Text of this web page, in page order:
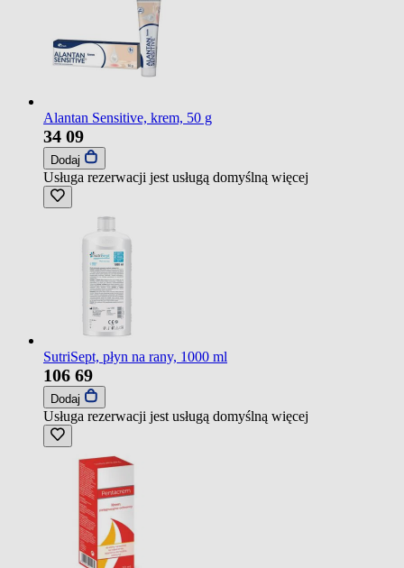
Alantan Sensitive, krem, 50 g
34 09
Dodaj
Usługa rezerwacji jest usługą domyślną więcej
SutriSept, płyn na rany, 1000 ml
106 69
Dodaj
Usługa rezerwacji jest usługą domyślną więcej